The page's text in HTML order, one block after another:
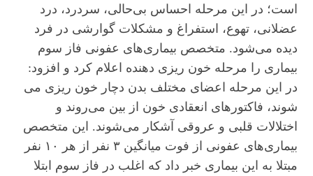
است؛ در این مرحله احساس بی‌حالی، سردرد، درد
عضلانی، تهوع، استفراغ و مشکلات گوارشی در فرد
دیده می‌شود. متخصص بیماری‌های عفونی فاز سوم
بیماری را مرحله خون ریزی دهنده اعلام کرد و افزود:
در این مرحله اعضای مختلف بدن دچار خون ریزی می
شوند، فاکتورهای انعقادی خون از بین می‌روند و
اختلالات قلبی و عروقی آشکار می‌شوند. این متخصص
بیماری‌های عفونی از فوت میانگین ۳ نفر از هر ۱۰ نفر
مبتلا به این بیماری خبر داد که اغلب در فاز سوم ابتلا